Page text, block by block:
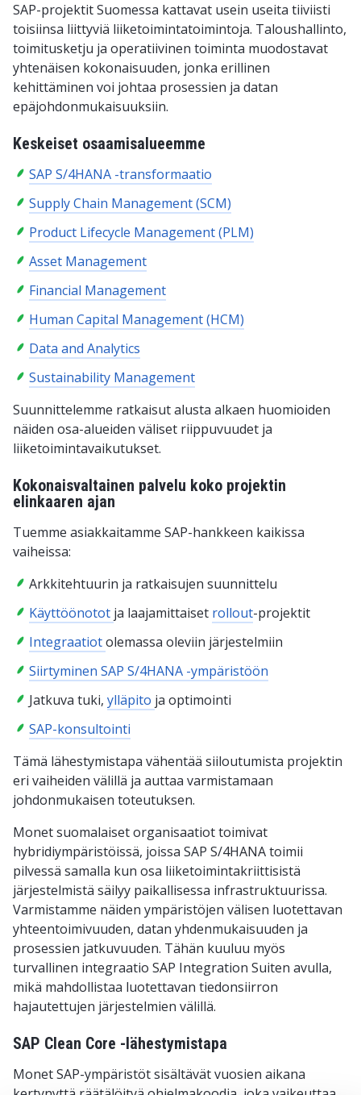
SAP-projektit Suomessa kattavat usein useita tiiviisti
toisiinsa liittyviä liiketoimintatoimintoja. Taloushallinto,
toimitusketju ja operatiivinen toiminta muodostavat
yhtenäisen kokonaisuuden, jonka erillinen
kehittäminen voi johtaa prosessien ja datan
epäjohdonmukaisuuksiin.
Keskeiset osaamisalueemme
SAP S/4HANA -transformaatio
Supply Chain Management (SCM)
Product Lifecycle Management (PLM)
Asset Management
Financial Management
Human Capital Management (HCM)
Data and Analytics
Sustainability Management
Suunnittelemme ratkaisut alusta alkaen huomioiden
näiden osa-alueiden väliset riippuvuudet ja
liiketoimintavaikutukset.
Kokonaisvaltainen palvelu koko projektin
elinkaaren ajan
Tuemme asiakkaitamme SAP-hankkeen kaikissa
vaiheissa:
Arkkitehtuurin ja ratkaisujen suunnittelu
Käyttöönotot ja laajamittaiset rollout-projektit
Integraatiotolemassa oleviin järjestelmiin
Siirtyminen SAP S/4HANA -ympäristöön
Jatkuva tuki, ylläpito ja optimointi
SAP-konsultointi
Tämä lähestymistapa vähentää siiloutumista projektin
eri vaiheiden välillä ja auttaa varmistamaan
johdonmukaisen toteutuksen.
Monet suomalaiset organisaatiot toimivat
hybridiympäristöissä, joissa SAP S/4HANA toimii
pilvessä samalla kun osa liiketoimintakriittisistä
järjestelmistä säilyy paikallisessa infrastruktuurissa.
Varmistamme näiden ympäristöjen välisen luotettavan
yhteentoimivuuden, datan yhdenmukaisuuden ja
prosessien jatkuvuuden. Tähän kuuluu myös
turvallinen integraatio SAP Integration Suiten avulla,
mikä mahdollistaa luotettavan tiedonsiirron
hajautettujen järjestelmien välillä.
SAP Clean Core -lähestymistapa
Monet SAP-ympäristöt sisältävät vuosien aikana